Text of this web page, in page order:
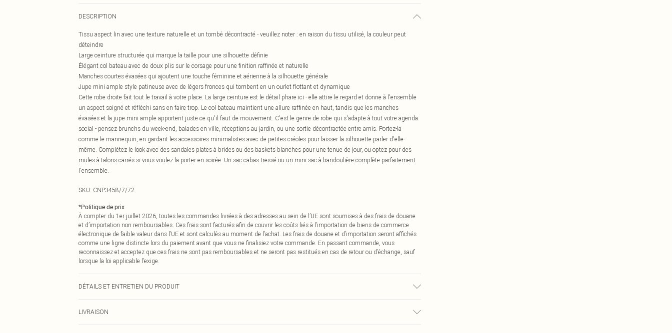
DESCRIPTION
Tissu aspect lin avec une texture naturelle et un tombé décontracté - veuillez noter : en raison du tissu utilisé, la couleur peut
déteindre
Large ceinture structurée qui marque la taille pour une silhouette définie
Élégant col bateau avec de doux plis sur le corsage pour une finition raffinée et naturelle
Manches courtes évasées qui ajoutent une touche féminine et aérienne à la silhouette générale
Jupe mini ample style patineuse avec de légers fronces qui tombent en un ourlet flottant et dynamique
Cette robe droite fait tout le travail à votre place. La large ceinture est le détail phare ici - elle attire le regard et donne à l'ensemble
un aspect soigné et réfléchi sans en faire trop. Le col bateau maintient une allure raffinée en haut, tandis que les manches
évasées et la jupe mini ample apportent juste ce qu'il faut de mouvement. C'est le genre de robe qui s'adapte à tout votre agenda
social - pensez brunchs du week-end, balades en ville, réceptions au jardin, ou une sortie décontractée entre amis. Portez-la
comme le mannequin, en gardant les accessoires minimalistes avec de petites créoles pour laisser la silhouette parler d'elle-
même. Complétez le look avec des sandales plates à brides ou des baskets blanches pour une tenue de jour, ou optez pour des
mules à talons carrés si vous voulez la porter en soirée. Un sac cabas tressé ou un mini sac à bandoulière complète parfaitement
l'ensemble.
SKU: CNP3458/7/72
*Politique de prix
À compter du 1er juillet 2026, toutes les commandes livrées à des adresses au sein de l’UE sont soumises à des frais de douane
et d’importation non remboursables. Ces frais sont facturés afin de couvrir les coûts liés à l’importation de biens de commerce
électronique de faible valeur dans l’UE et sont calculés au moment de l’achat. Les frais de douane et d’importation seront affichés
comme une ligne distincte lors du paiement avant que vous ne finalisiez votre commande. En passant commande, vous
reconnaissez et acceptez que ces frais ne sont pas remboursables et ne seront pas restitués en cas de retour ou d’échange, sauf
lorsque la loi applicable l’exige.
DÉTAILS ET ENTRETIEN DU PRODUIT
LIVRAISON